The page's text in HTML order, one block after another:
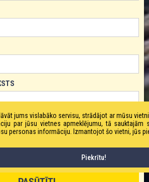
jums vislabāko servisu, strādājot ar mūsu
par jūsu vietnes apmeklējumu, tā sauktajām
personas informāciju. Izmantojot šo vietni, jūs
Piekrītu!